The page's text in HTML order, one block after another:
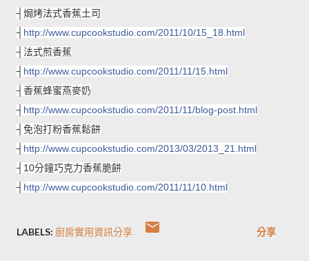
┤焗烤法式香蕉土司
┤ http://www.cupcookstudio.com/2011/10/15_18.html
┤法式煎香蕉
┤ http://www.cupcookstudio.com/2011/11/15.html
┤香蕉蜂蜜燕麥奶
┤ http://www.cupcookstudio.com/2011/11/blog-post.html
┤免泡打粉香蕉鬆餅
┤ http://www.cupcookstudio.com/2013/03/2013_21.html
┤10分鐘巧克力香蕉脆餅
┤ http://www.cupcookstudio.com/2011/11/10.html
LABELS: 廚房實用資訊分享 分享